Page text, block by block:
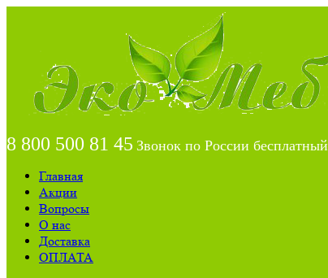
8 800 500 81 45 Звонок по России бесплатный
Главная
Акции
Вопросы
О нас
Доставка
ОПЛАТА